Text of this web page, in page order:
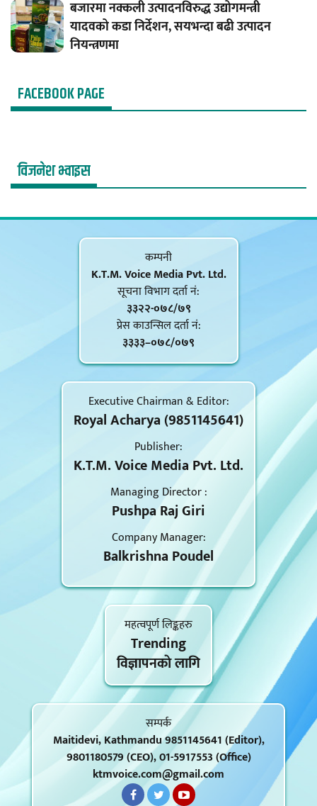
बजारमा नक्कली उत्पादनविरुद्ध उद्योगमन्त्री
यादवको कडा निर्देशन, सयभन्दा बढी उत्पादन
नियन्त्रणमा
FACEBOOK PAGE
विजनेश भ्वाइस
कम्पनी
K.T.M. Voice Media Pvt. Ltd.
सूचना विभाग दर्ता नं‍:
३३२२-०७८/७९
प्रेस काउन्सिल दर्ता नं‍:
३३३३–०७८/०७९
Executive Chairman & Editor:
Royal Acharya (9851145641)
Publisher:
K.T.M. Voice Media Pvt. Ltd.
Managing Director :
Pushpa Raj Giri
Company Manager:
Balkrishna Poudel
महत्वपूर्ण लिङ्कहरु
Trending
विज्ञापनकाे लागि
सम्पर्क
Maitidevi, Kathmandu 9851145641 (Editor),
9801180579 (CEO), 01-5917553 (Office)
ktmvoice.com@gmail.com